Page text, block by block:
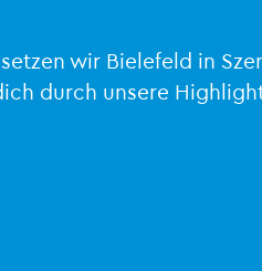
set­zen wir Bie­le­feld in
durch un­se­re